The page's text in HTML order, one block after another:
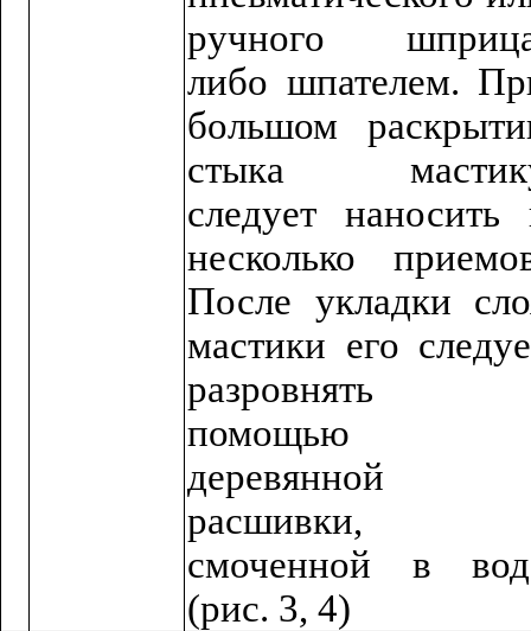
ручного
либо шпателем.
большом
стыка
следует наносить
несколько
После укладки
мастики его
разровнять
помощью
деревянной
расшивки,
смоченной в
(рис. 3, 4)